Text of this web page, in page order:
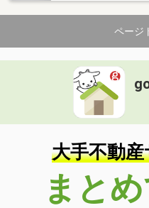
ページ
大手不動
まと